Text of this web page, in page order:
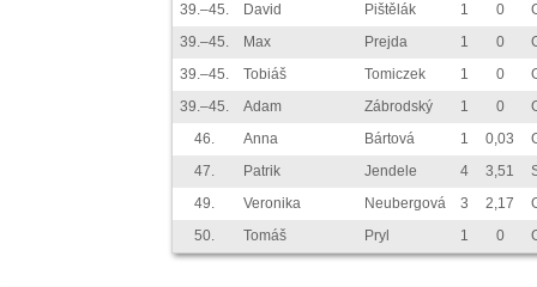
39.–45.
David Pištělák 1 0
39.–45.
Max Prejda 1 0
39.–45.
Tobiáš Tomiczek 1 0
39.–45.
Adam Zábrodský 1 0
46.
Anna Bártová 1 0,03
47.
Patrik Jendele 4 3,51
49.
Veronika Neubergová 3 2,17
50.
Tomáš Pryl 1 0